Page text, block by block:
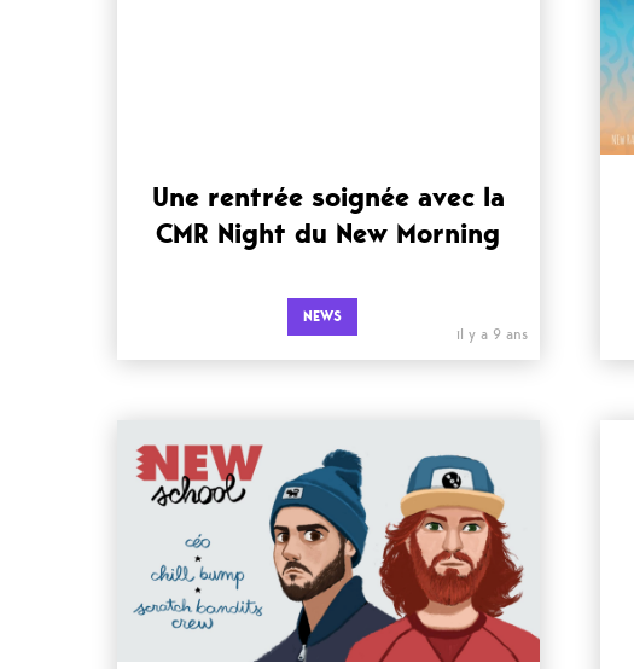
Une rentrée soignée avec la
CMR Night du New Morning
NEWS
il y a 9 ans